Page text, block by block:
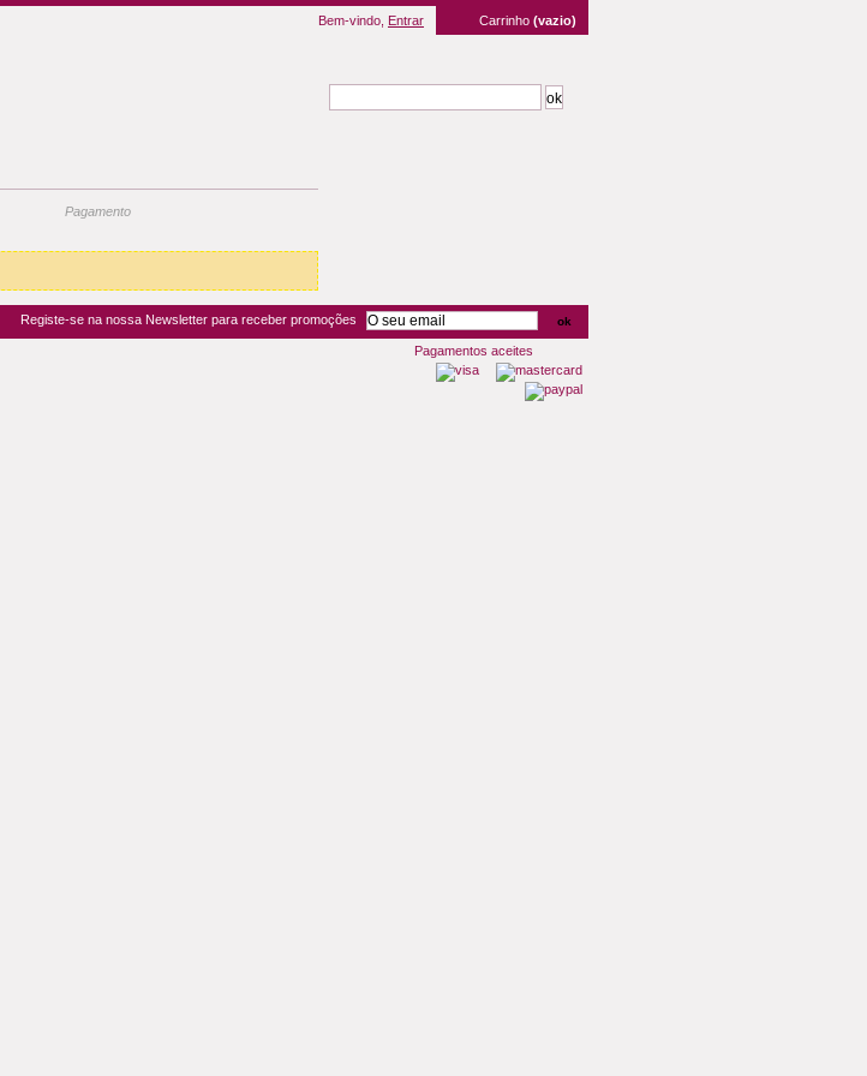
Carrinho (vazio)
Bem-vindo, Entrar
Pagamento
Registe-se na nossa Newsletter para receber promoções
Pagamentos aceites